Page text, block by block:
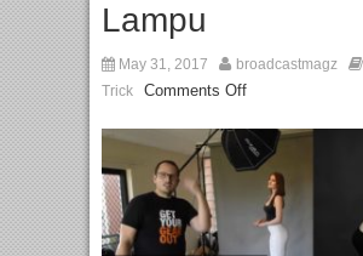
Lampu
May 31, 2017 broadcastmagz
Trick
Comments Off